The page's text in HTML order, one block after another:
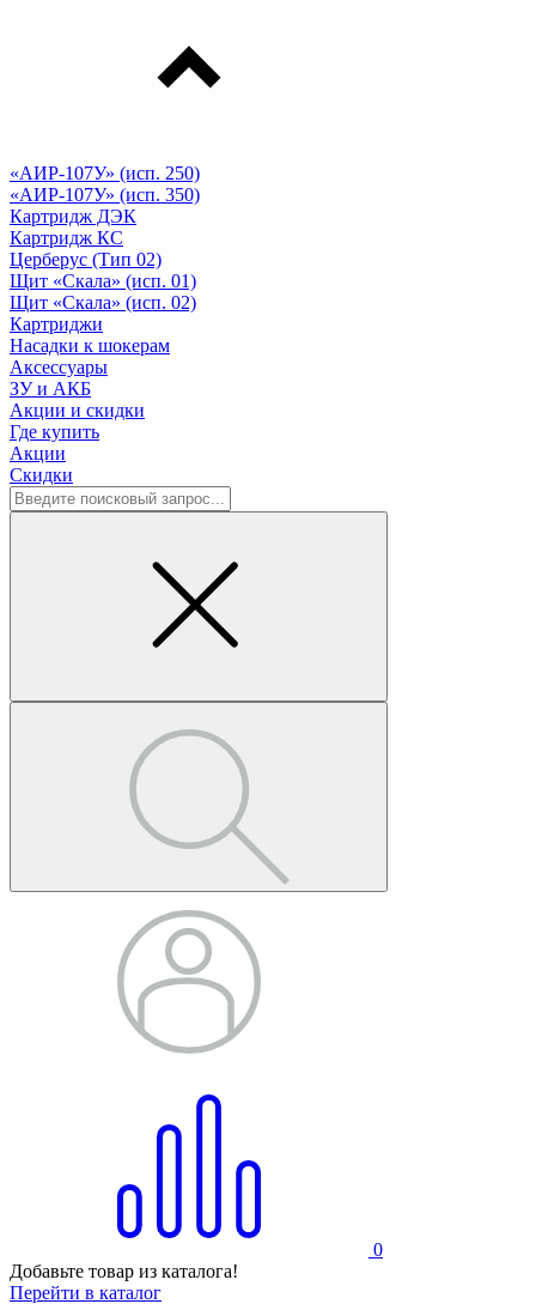
«АИР-107У» (исп. 250)
«АИР-107У» (исп. 350)
Картридж ДЭК
Картридж КС
Церберус (Тип 02)
Щит «Скала» (исп. 01)
Щит «Скала» (исп. 02)
Картриджи
Насадки к шокерам
Аксессуары
ЗУ и АКБ
Акции и скидки
Где купить
Акции
Скидки
0
Добавьте товар из каталога!
Перейти в каталог